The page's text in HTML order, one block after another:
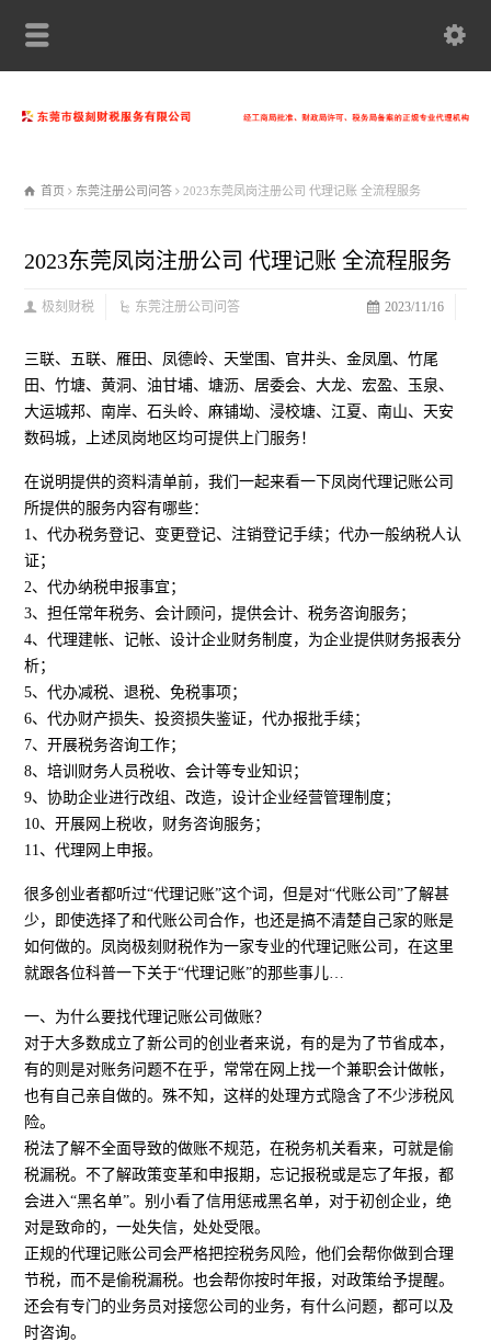
首页 东莞注册公司问答 2023东莞凤岗注册公司 代理记账 全流程服务
2023东莞凤岗注册公司 代理记账 全流程服务
2023/11/16
极刻财税 东莞注册公司问答
三联、五联、雁田、凤德岭、天堂围、官井头、金凤凰、竹尾
田、竹塘、黄洞、油甘埔、塘沥、居委会、大龙、宏盈、玉泉、
大运城邦、南岸、石头岭、麻铺坳、浸校塘、江夏、南山、天安
数码城，上述凤岗地区均可提供上门服务！
在说明提供的资料清单前，我们一起来看一下凤岗代理记账公司
所提供的服务内容有哪些：
1、代办税务登记、变更登记、注销登记手续；代办一般纳税人认
证；
2、代办纳税申报事宜；
3、担任常年税务、会计顾问，提供会计、税务咨询服务；
4、代理建帐、记帐、设计企业财务制度，为企业提供财务报表分
析；
5、代办减税、退税、免税事项；
6、代办财产损失、投资损失鉴证，代办报批手续；
7、开展税务咨询工作；
8、培训财务人员税收、会计等专业知识；
9、协助企业进行改组、改造，设计企业经营管理制度；
10、开展网上税收，财务咨询服务；
11、代理网上申报。
很多创业者都听过“代理记账”这个词，但是对“代账公司”了解甚
少，即使选择了和代账公司合作，也还是搞不清楚自己家的账是
如何做的。凤岗极刻财税作为一家专业的代理记账公司，在这里
就跟各位科普一下关于“代理记账”的那些事儿…
一、为什么要找代理记账公司做账？
对于大多数成立了新公司的创业者来说，有的是为了节省成本，
有的则是对账务问题不在乎，常常在网上找一个兼职会计做帐，
也有自己亲自做的。殊不知，这样的处理方式隐含了不少涉税风
险。
税法了解不全面导致的做账不规范，在税务机关看来，可就是偷
税漏税。不了解政策变革和申报期，忘记报税或是忘了年报，都
会进入“黑名单”。别小看了信用惩戒黑名单，对于初创企业，绝
对是致命的，一处失信，处处受限。
正规的代理记账公司会严格把控税务风险，他们会帮你做到合理
节税，而不是偷税漏税。也会帮你按时年报，对政策给予提醒。
还会有专门的业务员对接您公司的业务，有什么问题，都可以及
时咨询。